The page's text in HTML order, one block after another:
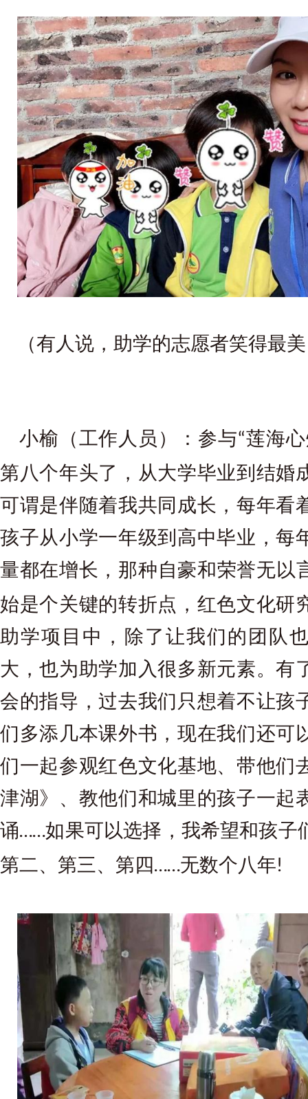
（有人说，助学的志愿者笑得最
小榆（工作人员）：参与“莲海
第八个年头了，从大学毕业到结婚
可谓是伴随着我共同成长，每年看
孩子从小学一年级到高中毕业，每
量都在增长，那种自豪和荣誉无以
始是个关键的转折点，红色文化研
助学项目中，除了让我们的团队
大，也为助学加入很多新元素。有
会的指导，过去我们只想着不让孩
们多添几本课外书，现在我们还可
们一起参观红色文化基地、带他们
津湖》、教他们和城里的孩子一起
诵……如果可以选择，我希望和孩子
第二、第三、第四……无数个八年!